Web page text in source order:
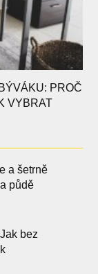
PROČ
VYBRAT
a šetrně
půdě
bez